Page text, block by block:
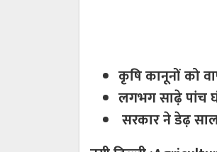
कृषि कानूनों को
लगभग साढ़े पांच
सरकार ने डेढ़